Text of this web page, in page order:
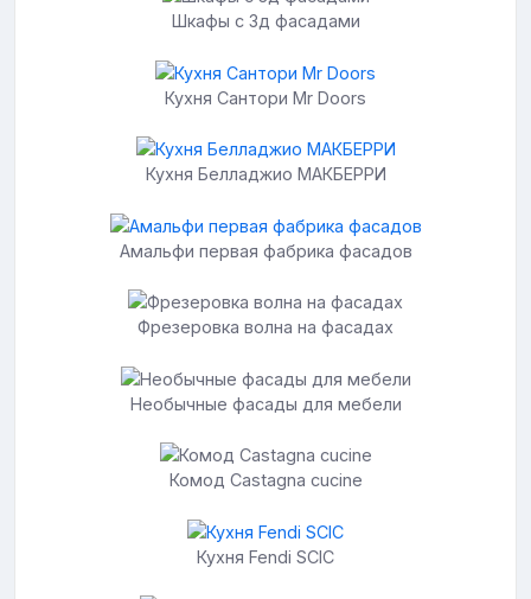
Шкафы с 3д фасадами
Кухня Сантори Mr Doors
Кухня Белладжио МАКБЕРРИ
Амальфи первая фабрика фасадов
Фрезеровка волна на фасадах
Необычные фасады для мебели
Комод Castagna cucine
Кухня Fendi SCIC